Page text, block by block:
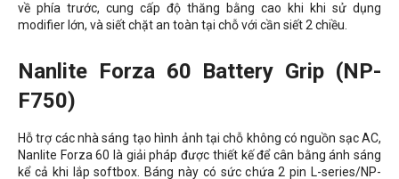
về phía trước, cung cấp độ thăng bằng cao khi khi sử dụng
modifier lớn, và siết chặt an toàn tại chỗ với cần siết 2 chiều.
Nanlite Forza 60 Battery Grip (NP-
F750)
Hỗ trợ các nhà sáng tạo hình ảnh tại chỗ không có nguồn sạc AC,
Nanlite Forza 60 là giải pháp được thiết kế để cân bằng ánh sáng
kể cả khi lắp softbox. Báng này có sức chứa 2 pin L-series/NP-